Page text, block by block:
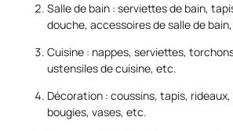
Salle de bain : serviettes de bain,
douche, accessoires de salle de
Cuisine : nappes, serviettes,
ustensiles de cuisine, etc.
Décoration : coussins, tapis,
bougies, vases, etc.